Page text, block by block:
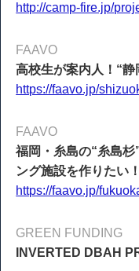
http://camp-fire.jp/
FAAVO
高校生が案内人！“
https://faavo.jp/
FAAVO
福岡・糸島の“糸島
ング施設を作りたい！
https://faavo.jp/
GREEN FUNDING
INVERTED DBAH